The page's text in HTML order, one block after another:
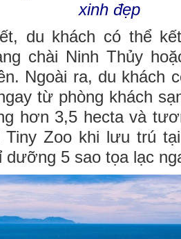
xinh đẹp
du khách có thể
chài Ninh Thủy
Ngoài ra, du khách
từ phòng khách
hơn 3,5 hecta và
Zoo khi lưu trú
dưỡng 5 sao tọa lạc